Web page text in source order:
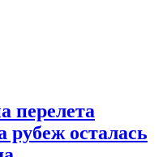
перелета
рубеж осталась